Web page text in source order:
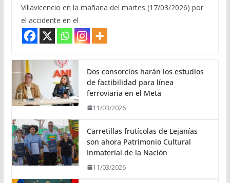
Villavicencio en la mañana del martes (17/03/2026) por
el accidente en el
Dos consorcios harán los estudios
de factibilidad para línea
ferroviaria en el Meta
11/03/2026
Carretillas frutícolas de Lejanías
son ahora Patrimonio Cultural
Inmaterial de la Nación
11/03/2026